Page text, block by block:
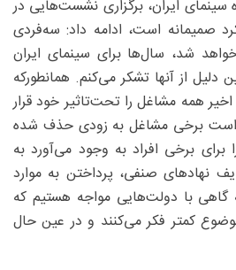
ایران، برگزاری نشست‌هایی در
صمیمانه است، ادامه داد: سه‌فردی
شد، سال‌ها برای سینمای ایران
از آنها تشکر می‌کنم. همانطورکه
همه مشاغل را تحت‌تاثیر خود قرار
است برخی مشاغل به زودی حذف شده
برخی افراد به وجود می‌آورد به
نهادهای صنفی، پرداختن به موارد
گاهی با دولت‌هایی مواجه هستیم که
کمتر فکر می‌کنند و در عین حال